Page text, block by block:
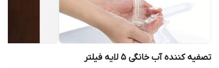
تصفیه کننده آب خانگی 5 لایه فیلتر